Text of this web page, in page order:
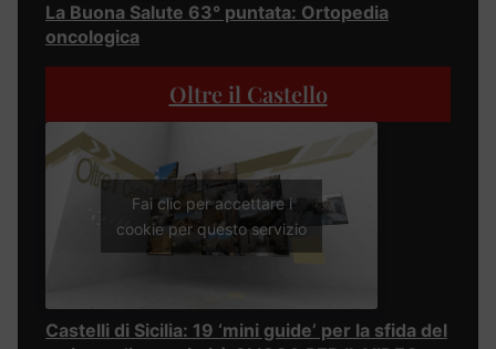
La Buona Salute 63° puntata: Ortopedia
oncologica
Oltre il Castello
Fai clic per accettare i
cookie per questo servizio
Castelli di Sicilia: 19 ‘mini guide’ per la sfida del